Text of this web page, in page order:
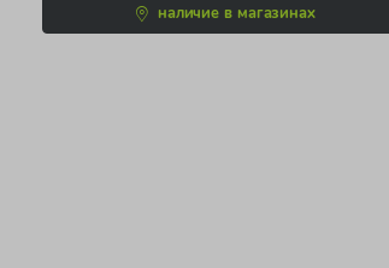
наличие в магазинах